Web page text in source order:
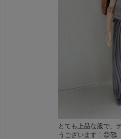
とても上品な服で、
うございます！😊🥰